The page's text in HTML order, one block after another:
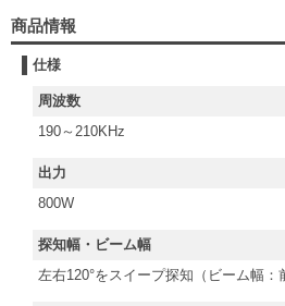
商品情報
仕様
周波数
190～210KHz
出力
800W
探知幅・ビーム幅
左右120°をスイープ探知（ビーム幅：